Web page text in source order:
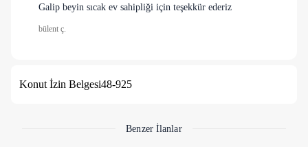
Galip beyin sıcak ev sahipliği için teşekkür ederiz
bülent ç.
Konut İzin Belgesi48-925
Benzer İlanlar